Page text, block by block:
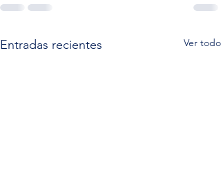
Entradas recientes Ver todo